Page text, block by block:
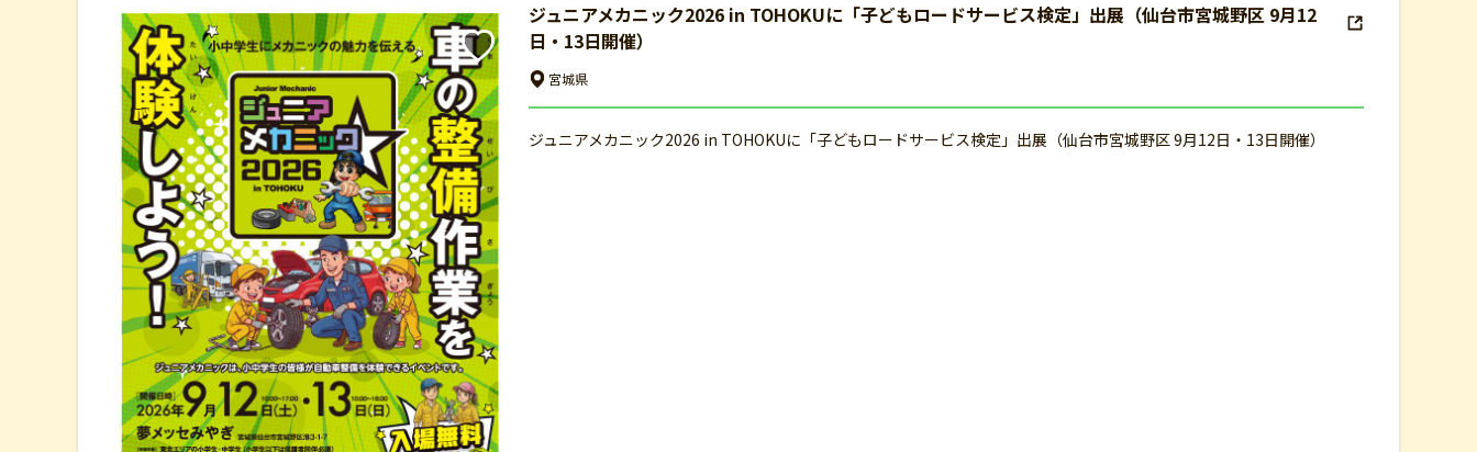
ジュニアメカニック2026 in TOHOKUに「子どもロードサービス検定」出展（仙台市宮城野区 9月12
日・13日開催）
宮城県
ジュニアメカニック2026 in TOHOKUに「子どもロードサービス検定」出展（仙台市宮城野区 9月12日・13日開催）